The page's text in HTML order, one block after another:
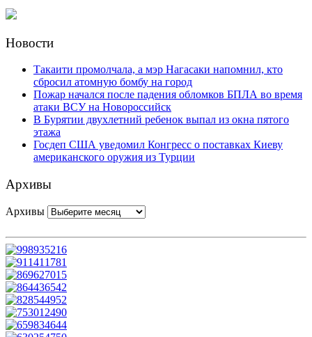
Новости
Такаити промолчала, а мэр Нагасаки напомнил, кто
сбросил атомную бомбу на город
Пожар начался после падения обломков БПЛА во время
атаки ВСУ на Новороссийск
В Бурятии двухлетний ребенок выпал из окна пятого
этажа
Госдеп США уведомил Конгресс о поставках Киеву
американского оружия из Турции
Архивы
Архивы